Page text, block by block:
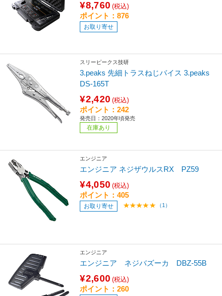
¥8,760 (税込)
ポイント：876
お取り寄せ
スリーピークス技研
3.peaks 先細トラスねじバイス 3.peaks
DS-165T
¥2,420 (税込)
ポイント：242
発売日：2020年頃発売
在庫あり
エンジニア
エンジニア ネジザウルスRX PZ59
¥4,050 (税込)
ポイント：405
お取り寄せ （1）
エンジニア
エンジニア ネジバズーカ DBZ-55B
¥2,600 (税込)
ポイント：260